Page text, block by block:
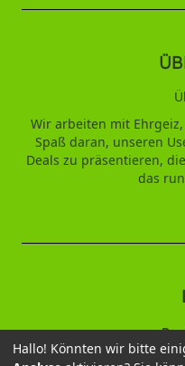
Wir arbeiten mit
Spaß daran, unseren
Deals zu präsentieren,
das
Hallo! Könnten wir bitte